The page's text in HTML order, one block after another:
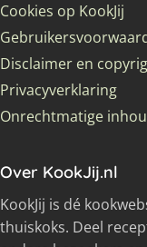
Cookies op KookJij
Disclaimer en
Privacyverklaring
Onrechtmatige
Over KookJij.nl
KookJij is dé
thuiskoks. Deel